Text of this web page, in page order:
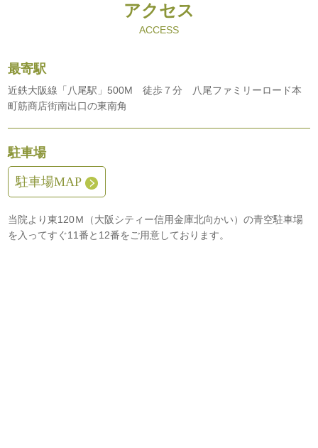
アクセス
ACCESS
最寄駅
近鉄大阪線「八尾駅」500M 徒歩７分 八尾ファミリーロード本
町筋商店街南出口の東南角
駐車場
駐車場MAP
当院より東120Ｍ（大阪シティー信用金庫北向かい）の青空駐車場
を入ってすぐ11番と12番をご用意しております。